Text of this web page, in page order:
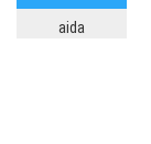
aida